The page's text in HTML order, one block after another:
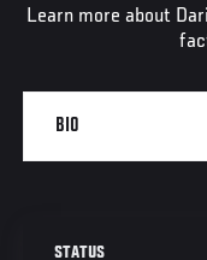
Learn more about
STATUS